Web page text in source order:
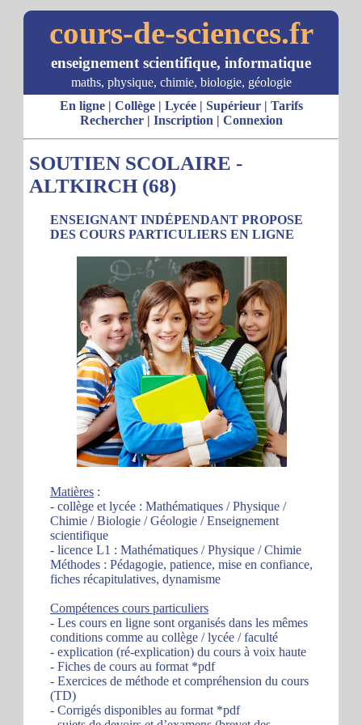
cours-de-sciences.fr
enseignement scientifique, informatique
maths, physique, chimie, biologie, géologie
En ligne| Collège| Lycée| Supérieur| Tarifs
Rechercher| Inscription | Connexion
SOUTIEN SCOLAIRE -
ALTKIRCH (68)
ENSEIGNANT INDÉPENDANT PROPOSE
DES COURS PARTICULIERS EN LIGNE
Matières :
- collège et lycée : Mathématiques / Physique /
Chimie / Biologie / Géologie / Enseignement
scientifique
- licence L1 : Mathématiques / Physique / Chimie
Méthodes : Pédagogie, patience, mise en confiance,
fiches récapitulatives, dynamisme
Compétences cours particuliers
- Les cours en ligne sont organisés dans les mêmes
conditions comme au collège / lycée / faculté
- explication (ré-explication) du cours à voix haute
- Fiches de cours au format *pdf
- Exercices de méthode et compréhension du cours
(TD)
- Corrigés disponibles au format *pdf